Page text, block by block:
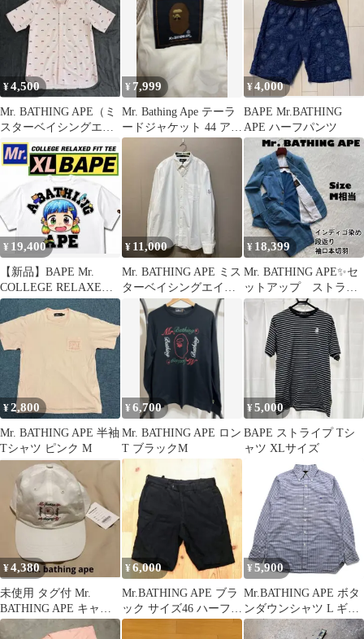
¥4,500
Mr. BATHING APE（ミ
スターベイシングエイ
プ） ピンク シャツ
M
¥ 7,999
Mr. Bathing Ape テーラ
ードジャケット 44 アベ
イシングエイプ
¥4,000
BAPE Mr.BATHING
APE ハーフパンツ
¥ 19,400
【新品】BAPE Mr.
COLLEGE RELAXED
FIT TEE XL
¥ 11,000
Mr. BATHING APE ミス
ターベイシングエイ
プ 長袖シャツ
¥ 18,399
Mr. BATHING APE✨セ
ットアップ ストライ
プ インディゴ染め
46
¥2,800
Mr. BATHING APE 半袖
Tシャツ ピンク M
¥6,700
Mr. BATHING APE ロン
T ブラックM
¥5,000
BAPE ストライプ Tシ
ャツ XLサイズ
¥4,380
未使用 タグ付 Mr.
BATHING APE キャッ
プ 白 刺繍
¥6,000
Mr.BATHING APE ブラ
ック サイズ46 ハーフパ
ンツ BAPE
¥ 5,900
Mr.BATHING APE ボタ
ンダウンシャツ L ギン
ガムチェック 胸ポケッ